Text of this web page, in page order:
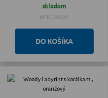
skladom
BINO.84160